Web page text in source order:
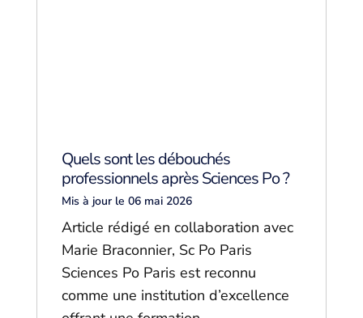
Quels sont les débouchés
professionnels après Sciences Po ?
Mis à jour le 06 mai 2026
Article rédigé en collaboration avec
Marie Braconnier, Sc Po Paris
Sciences Po Paris est reconnu
comme une institution d’excellence